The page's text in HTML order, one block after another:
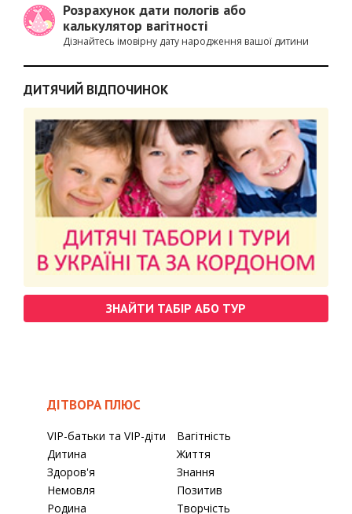
Розрахунок дати пологів або
калькулятор вагітності
Дізнайтесь імовірну дату народження вашої дитини
ДИТЯЧИЙ ВІДПОЧИНОК
ЗНАЙТИ ТАБІР АБО ТУР
ДІТВОРА ПЛЮС
VIP-батьки та VIP-діти
Вагітність
Дитина
Життя
Здоров'я
Знання
Немовля
Позитив
Родина
Творчість